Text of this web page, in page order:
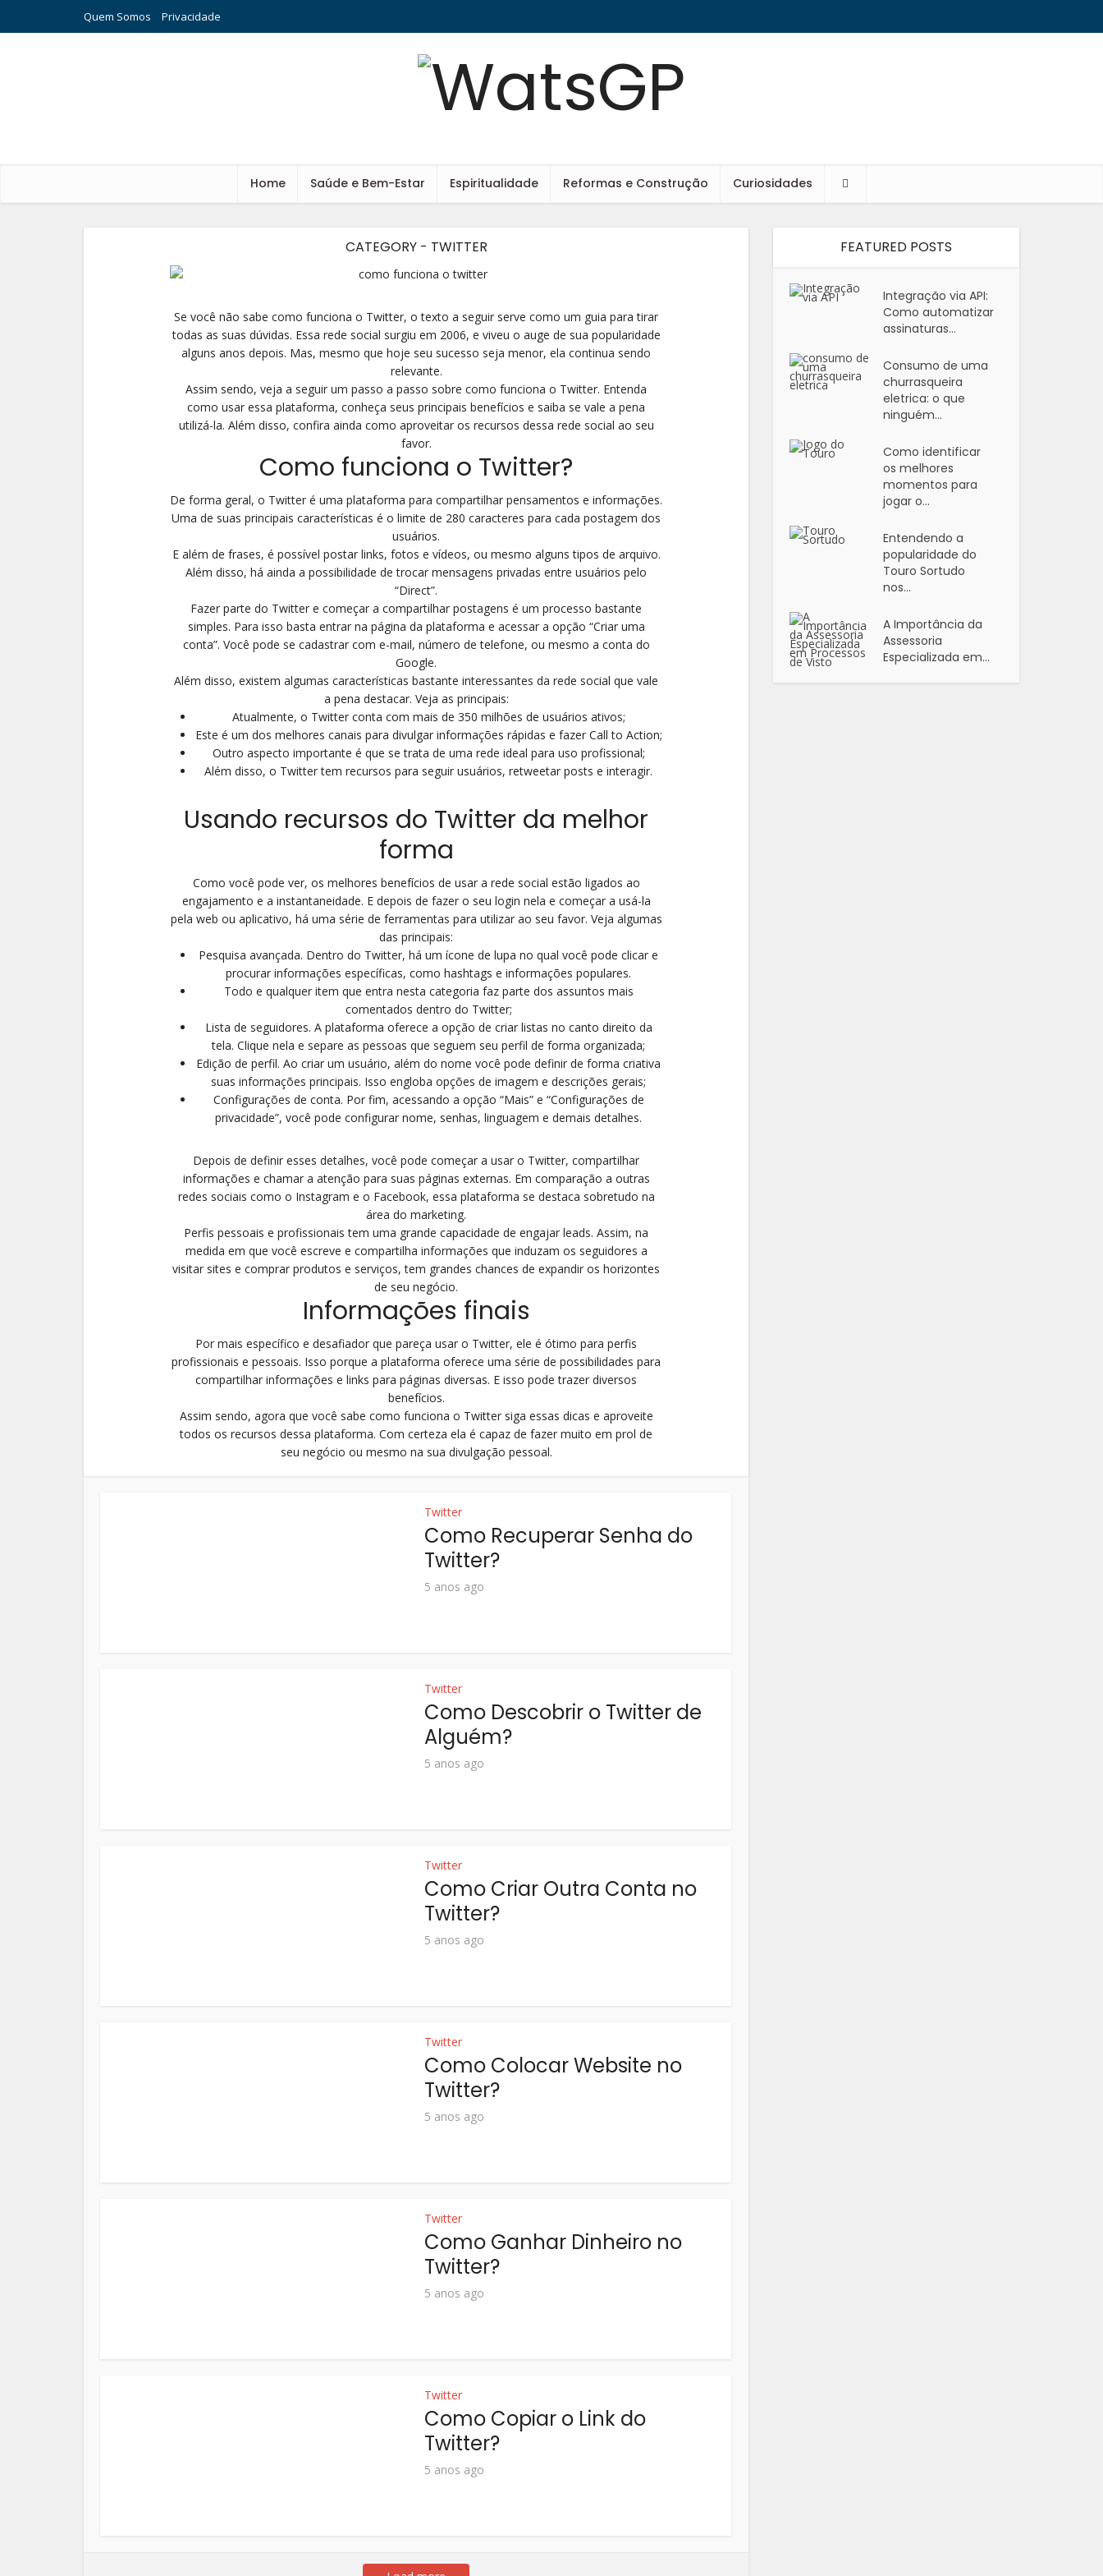
Quem Somos Privacidade
Home Saúde e Bem-Estar Espiritualidade Reformas e Construção Curiosidades
CATEGORY - TWITTER
Se você não sabe como funciona o Twitter, o texto a seguir serve como um guia para tirar
todas as suas dúvidas. Essa rede social surgiu em 2006, e viveu o auge de sua popularidade
alguns anos depois. Mas, mesmo que hoje seu sucesso seja menor, ela continua sendo
relevante.
Assim sendo, veja a seguir um passo a passo sobre como funciona o Twitter. Entenda
como usar essa plataforma, conheça seus principais benefícios e saiba se vale a pena
utilizá-la. Além disso, confira ainda como aproveitar os recursos dessa rede social ao seu
favor.
Como funciona o Twitter?
De forma geral, o Twitter é uma plataforma para compartilhar pensamentos e informações.
Uma de suas principais características é o limite de 280 caracteres para cada postagem dos
usuários.
E além de frases, é possível postar links, fotos e vídeos, ou mesmo alguns tipos de arquivo.
Além disso, há ainda a possibilidade de trocar mensagens privadas entre usuários pelo
“Direct”.
Fazer parte do Twitter e começar a compartilhar postagens é um processo bastante
simples. Para isso basta entrar na página da plataforma e acessar a opção “Criar uma
conta”. Você pode se cadastrar com e-mail, número de telefone, ou mesmo a conta do
Google.
Além disso, existem algumas características bastante interessantes da rede social que vale
a pena destacar. Veja as principais:
Atualmente, o Twitter conta com mais de 350 milhões de usuários ativos;
Este é um dos melhores canais para divulgar informações rápidas e fazer Call to Action;
Outro aspecto importante é que se trata de uma rede ideal para uso profissional;
Além disso, o Twitter tem recursos para seguir usuários, retweetar posts e interagir.
Usando recursos do Twitter da melhor
forma
Como você pode ver, os melhores benefícios de usar a rede social estão ligados ao
engajamento e a instantaneidade. E depois de fazer o seu login nela e começar a usá-la
pela web ou aplicativo, há uma série de ferramentas para utilizar ao seu favor. Veja algumas
das principais:
Pesquisa avançada. Dentro do Twitter, há um ícone de lupa no qual você pode clicar e
procurar informações específicas, como hashtags e informações populares.
Todo e qualquer item que entra nesta categoria faz parte dos assuntos mais
comentados dentro do Twitter;
Lista de seguidores. A plataforma oferece a opção de criar listas no canto direito da
tela. Clique nela e separe as pessoas que seguem seu perfil de forma organizada;
Edição de perfil. Ao criar um usuário, além do nome você pode definir de forma criativa
suas informações principais. Isso engloba opções de imagem e descrições gerais;
Configurações de conta. Por fim, acessando a opção “Mais” e “Configurações de
privacidade”, você pode configurar nome, senhas, linguagem e demais detalhes.
Depois de definir esses detalhes, você pode começar a usar o Twitter, compartilhar
informações e chamar a atenção para suas páginas externas. Em comparação a outras
redes sociais como o Instagram e o Facebook, essa plataforma se destaca sobretudo na
área do marketing.
Perfis pessoais e profissionais tem uma grande capacidade de engajar leads. Assim, na
medida em que você escreve e compartilha informações que induzam os seguidores a
visitar sites e comprar produtos e serviços, tem grandes chances de expandir os horizontes
de seu negócio.
Informações finais
Por mais específico e desafiador que pareça usar o Twitter, ele é ótimo para perfis
profissionais e pessoais. Isso porque a plataforma oferece uma série de possibilidades para
compartilhar informações e links para páginas diversas. E isso pode trazer diversos
benefícios.
Assim sendo, agora que você sabe como funciona o Twitter siga essas dicas e aproveite
todos os recursos dessa plataforma. Com certeza ela é capaz de fazer muito em prol de
seu negócio ou mesmo na sua divulgação pessoal.
Twitter
Como Recuperar Senha do
Twitter?
5 anos ago
Twitter
Como Descobrir o Twitter de
Alguém?
5 anos ago
Twitter
Como Criar Outra Conta no
Twitter?
5 anos ago
Twitter
Como Colocar Website no
Twitter?
5 anos ago
Twitter
Como Ganhar Dinheiro no
Twitter?
5 anos ago
Twitter
Como Copiar o Link do
Twitter?
5 anos ago
FEATURED POSTS
Integração via API:
Como automatizar
assinaturas...
Consumo de uma
churrasqueira
eletrica: o que
ninguém...
Como identificar
os melhores
momentos para
jogar o...
Entendendo a
popularidade do
Touro Sortudo
nos...
A Importância da
Assessoria
Especializada em...